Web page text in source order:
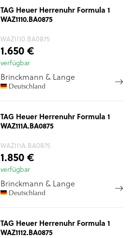
TAG Heuer Herrenuhr Formula 1
WAZ1110.BA0875
WAZ1110.BA0875
1.650 €
verfügbar
Brinckmann & Lange
Deutschland
TAG Heuer Herrenuhr Formula 1
WAZ111A.BA0875
WAZ111A.BA0875
1.850 €
verfügbar
Brinckmann & Lange
Deutschland
TAG Heuer Herrenuhr Formula 1
WAZ1112.BA0875